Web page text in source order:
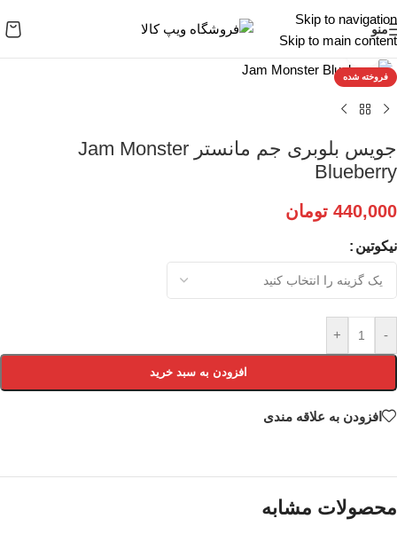
Skip to navigation
Skip to main content
منو
فروخته شده
برای بزرگنمایی کلیک کنید
جویس بلوبری جم مانستر Jam Monster
Blueberry
440,000 تومان
نیکوتین
-
+
افزودن به سبد خرید
افزودن به علاقه مندی
محصولات مشابه